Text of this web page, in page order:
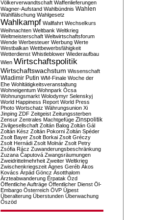
Völkerverwandtschaft Waffenlieferungen
Wagner-Aufstand Wahlbündnis Wahlen
Wahlfälschung Wahlgesetz
Wahlkampf Wallfahrt Wechselkurs
Weihnachten Weltbank Weltkrieg
Weltmeisterschaft Weltwirtschaftsforum
Wende Werbesteuer Werbung Werte
Westbalkan Wettbewerbsfähigkeit
Wetterdienst Whistleblower Wiederaufbau
Wien Wirtschaftspolitik
Wirtschaftswachstum Wissenschaft
Wladimir Putin WM-Finale Woche der
Ehe Wohltätigkeitsveranstaltung
Wohneigentum Wohnpark Ócsa
Wohnungsmarkt Wolodymyr Selenskyj
World Happiness Report World Press
Photo Wortschatz Währungsunion Xi
Jinping ZDF Zeitgeist Zeitungssterben
Zensur Zentrales Machtgefüge Zinspolitik
Zivilgesellschaft Zoltán Balog Zoltán Gál
Zoltán Kész Zoltán Pokorni Zoltán Spéder
Zsolt Bayer Zsolt Borkai Zsolt Gréczy
Zsolt Hernádi Zsolt Molnár Zsolt Petry
Zsófia Rácz Zuwanderungsbeschränkung
Zuzana Čaputová Zwangsräumungen
Zweidrittelmehrheit Zweiter Weltkrieg
Zwischenkriegszeit Ágnes Geréb Ákos
Kovács Árpád Göncz Ásotthalom
Ärzteabwanderung Érpatak Ózd
Öffentliche Aufträge Öffentlicher Dienst Öl-
Embargo Österreich ÖVP Újpest
Überalterung Überstunden Überwachung
Őszöd